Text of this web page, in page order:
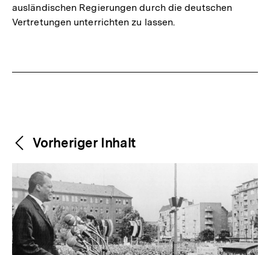
ausländischen Regierungen durch die deutschen
Vertretungen unterrichten zu lassen.
Weitere
Inhalte
Content-
Navigation
Vorheriger Inhalt